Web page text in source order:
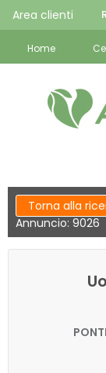
Area clienti
Home
Torna alla
Annuncio: 9026